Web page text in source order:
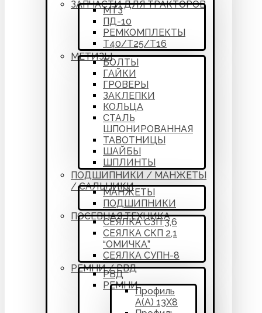
ЗАПЧАСТИ ДЛЯ ТРАКТОРОВ
МТЗ
ПД-10
РЕМКОМПЛЕКТЫ
Т40/Т25/Т16
МЕТИЗЫ
БОЛТЫ
ГАЙКИ
ГРОВЕРЫ
ЗАКЛЕПКИ
КОЛЬЦА
СТАЛЬ
ШПОНИРОВАННАЯ
ТАВОТНИЦЫ
ШАЙБЫ
ШПЛИНТЫ
ПОДШИПНИКИ / МАНЖЕТЫ
/ САЛЬНИКИ
МАНЖЕТЫ
ПОДШИПНИКИ
ПОСЕВНАЯ ТЕХНИКА
СЕЯЛКА СЗП 3,6
СЕЯЛКА СКП 2,1
“ОМИЧКА”
СЕЯЛКА СУПН-8
РЕМНИ / РВД
РВД
РЕМНИ
Профиль
А(А) 13Х8